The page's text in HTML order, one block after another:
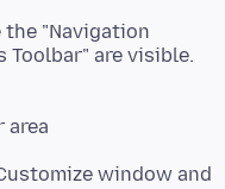
"Navigation
area
window and